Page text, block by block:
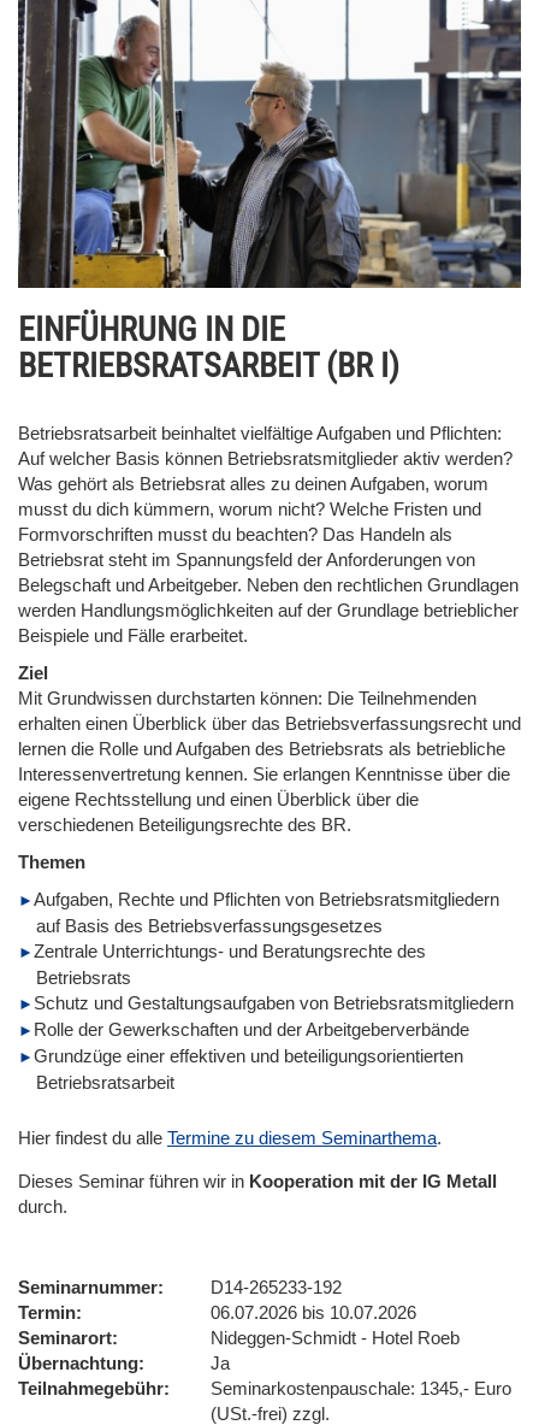
EINFÜHRUNG IN DIE
BETRIEBSRATSARBEIT (BR I)
Betriebsratsarbeit beinhaltet vielfältige Aufgaben und Pflichten:
Auf welcher Basis können Betriebsratsmitglieder aktiv werden?
Was gehört als Betriebsrat alles zu deinen Aufgaben, worum
musst du dich kümmern, worum nicht? Welche Fristen und
Formvorschriften musst du beachten? Das Handeln als
Betriebsrat steht im Spannungsfeld der Anforderungen von
Belegschaft und Arbeitgeber. Neben den rechtlichen Grundlagen
werden Handlungsmöglichkeiten auf der Grundlage betrieblicher
Beispiele und Fälle erarbeitet.
Ziel
Mit Grundwissen durchstarten können: Die Teilnehmenden
erhalten einen Überblick über das Betriebsverfassungsrecht und
lernen die Rolle und Aufgaben des Betriebsrats als betriebliche
Interessenvertretung kennen. Sie erlangen Kenntnisse über die
eigene Rechtsstellung und einen Überblick über die
verschiedenen Beteiligungsrechte des BR.
Themen
Aufgaben, Rechte und Pflichten von Betriebsratsmitgliedern
auf Basis des Betriebsverfassungsgesetzes
Zentrale Unterrichtungs- und Beratungsrechte des
Betriebsrats
Schutz und Gestaltungsaufgaben von Betriebsratsmitgliedern
Rolle der Gewerkschaften und der Arbeitgeberverbände
Grundzüge einer effektiven und beteiligungsorientierten
Betriebsratsarbeit
Hier findest du alle Termine zu diesem Seminarthema.
Dieses Seminar führen wir in Kooperation mit der IG Metall
durch.
Seminarnummer
D14-265233-192
Termin
06.07.2026 bis 10.07.2026
Seminarort
Nideggen-Schmidt - Hotel Roeb
Übernachtung
Ja
Teilnahmegebühr
Seminarkostenpauschale: 1345,- Euro
(USt.-frei) zzgl.